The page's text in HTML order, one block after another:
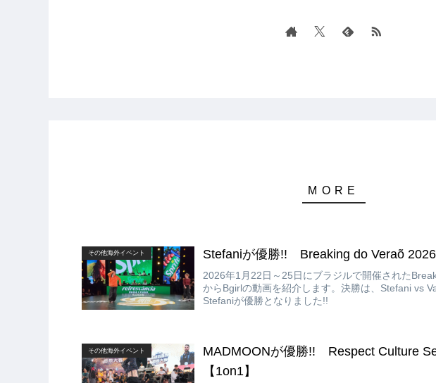
その他海外イベント Stefaniが優勝!! Breaking do Veraõ 2026
2026年1月22日～25日にブラジルで開催された
からBgirlの動画を紹介します。決勝は、Stefani vs
Stefaniが優勝となりました!!
その他海外イベント
MADMOONが優勝!! Respect Culture
【1on1】